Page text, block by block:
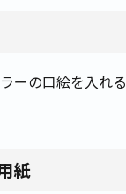
ーの口絵を入れ
紙